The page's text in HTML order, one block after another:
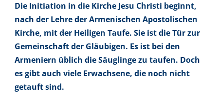
Die Initiation in die Kirche Jesu Christi beginnt,
nach der Lehre der Armenischen Apostolischen
Kirche, mit der Heiligen Taufe. Sie ist die Tür zur
Gemeinschaft der Gläubigen. Es ist bei den
Armeniern üblich die Säuglinge zu taufen. Doch
es gibt auch viele Erwachsene, die noch nicht
getauft sind.